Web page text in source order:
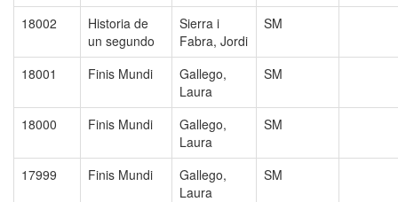
18002
Historia de
un segundo
Sierra i
Fabra, Jordi
SM
18001 Finis Mundi
Gallego,
Laura
SM
18000 Finis Mundi
Gallego,
Laura
SM
17999 Finis Mundi
Gallego,
Laura
SM